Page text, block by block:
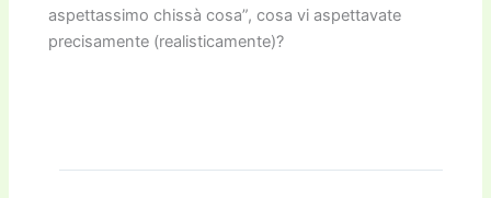
aspettassimo chissà cosa”, cosa vi aspettavate
precisamente (realisticamente)?